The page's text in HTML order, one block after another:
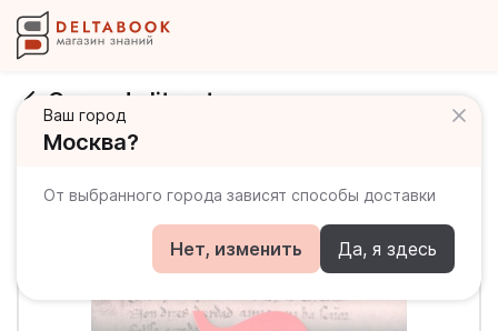
Ваш город
Москва?
От выбранного города зависят способы доставки
Нет, изменить Да, я здесь
Curso de literatura